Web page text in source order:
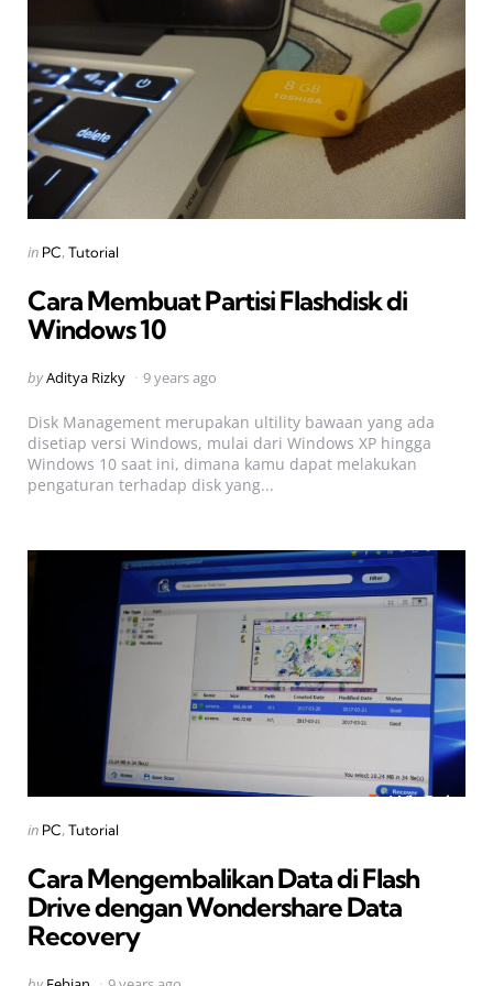
Categories
Posted
in PC Tutorial
Cara Membuat Partisi Flashdisk di
Windows 10
Posted
byAditya Rizky 9 years ago
Disk Management merupakan ultility bawaan yang ada
disetiap versi Windows, mulai dari Windows XP hingga
Windows 10 saat ini, dimana kamu dapat melakukan
pengaturan terhadap disk yang...
Categories
Posted
in PC Tutorial
Cara Mengembalikan Data di Flash
Drive dengan Wondershare Data
Recovery